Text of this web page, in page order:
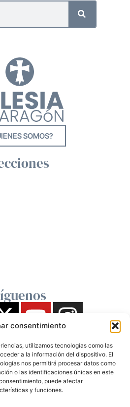
consentimiento
utilizamos tecnologías como las
a la información del dispositivo. El
nos permitirá procesar datos como
o las identificaciones únicas en este
puede afectar
y funciones.
SOMOS?